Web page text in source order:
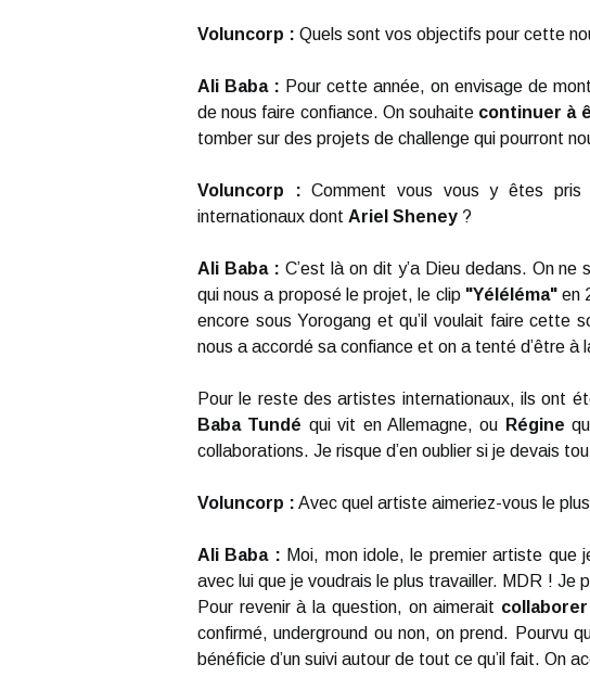
Voluncorp : Quels sont vos objectifs pour cette
Ali Baba : Pour cette année, on envisage de
de nous faire confiance. On souhaite continuer à
tomber sur des projets de challenge qui pourront
Voluncorp : Comment vous vous y êtes
internationaux dont Ariel Sheney ?
Ali Baba : C’est là on dit y’a Dieu dedans. On ne
qui nous a proposé le projet, le clip "Yéléléma"en
encore sous Yorogang et qu’il voulait faire cette
nous a accordé sa confiance et on a tenté d’être à
Pour le reste des artistes internationaux, ils ont
Baba Tundé qui vit en Allemagne, ou Régine
collaborations. Je risque d’en oublier si je devais
Voluncorp : Avec quel artiste aimeriez-vous le
Ali Baba : Moi, mon idole, le premier artiste que
avec lui que je voudrais le plus travailler. MDR ! Je
Pour revenir à la question, on aimerait
confirmé, underground ou non, on prend. Pourvu
bénéficie d’un suivi autour de tout ce qu’il fait. On